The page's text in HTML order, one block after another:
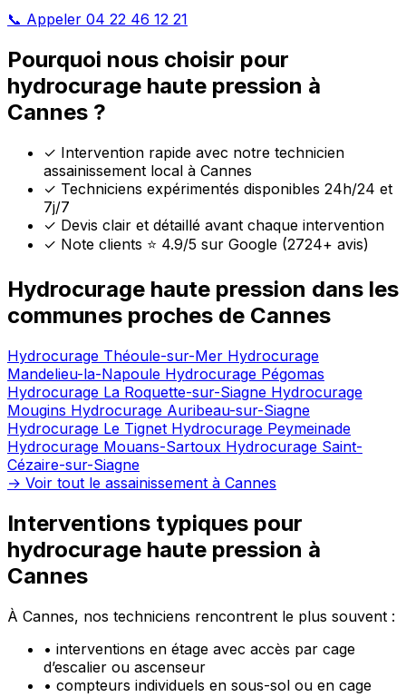
📞 Appeler 04 22 46 12 21
Pourquoi nous choisir pour
hydrocurage haute pression à
Cannes ?
✓ Intervention rapide avec notre technicien
assainissement local à Cannes
✓ Techniciens expérimentés disponibles 24h/24 et
7j/7
✓ Devis clair et détaillé avant chaque intervention
✓ Note clients ⭐ 4.9/5 sur Google (2724+ avis)
Hydrocurage haute pression dans les
communes proches de Cannes
Hydrocurage Théoule-sur-Mer Hydrocurage
Mandelieu-la-Napoule Hydrocurage Pégomas
Hydrocurage La Roquette-sur-Siagne Hydrocurage
Mougins Hydrocurage Auribeau-sur-Siagne
Hydrocurage Le Tignet Hydrocurage Peymeinade
Hydrocurage Mouans-Sartoux Hydrocurage Saint-
Cézaire-sur-Siagne
→ Voir tout le assainissement à Cannes
Interventions typiques pour
hydrocurage haute pression à
Cannes
À Cannes, nos techniciens rencontrent le plus souvent :
• interventions en étage avec accès par cage
d’escalier ou ascenseur
• compteurs individuels en sous-sol ou en cage